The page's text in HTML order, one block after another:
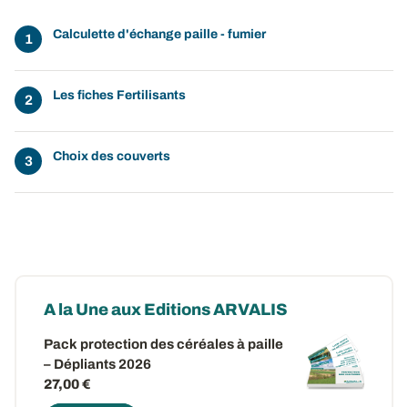
Calculette d'échange paille - fumier
Les fiches Fertilisants
Choix des couverts
A la Une aux Editions ARVALIS
Pack protection des céréales à paille
– Dépliants 2026
27,00 €